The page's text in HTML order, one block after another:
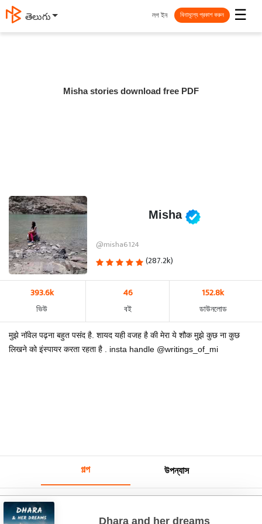
తెలుగు ☰
লগ ইন বিনামূল্যে প্রকাশ করুন
Misha stories download free PDF
Misha
@misha6124
(287.2k)
393.6k
ভিউ
46
বই
152.8k
ডাউনলোড
मुझे नॉवेल पढ़ना बहुत पसंद है. शायद यही वजह है की मेरा ये शौक मुझे कुछ ना कुछ
लिखने को इंस्पायर करता रहता है . insta handle @writings_of_mi
গল্প উপন্যাস
Dhara and her dreams